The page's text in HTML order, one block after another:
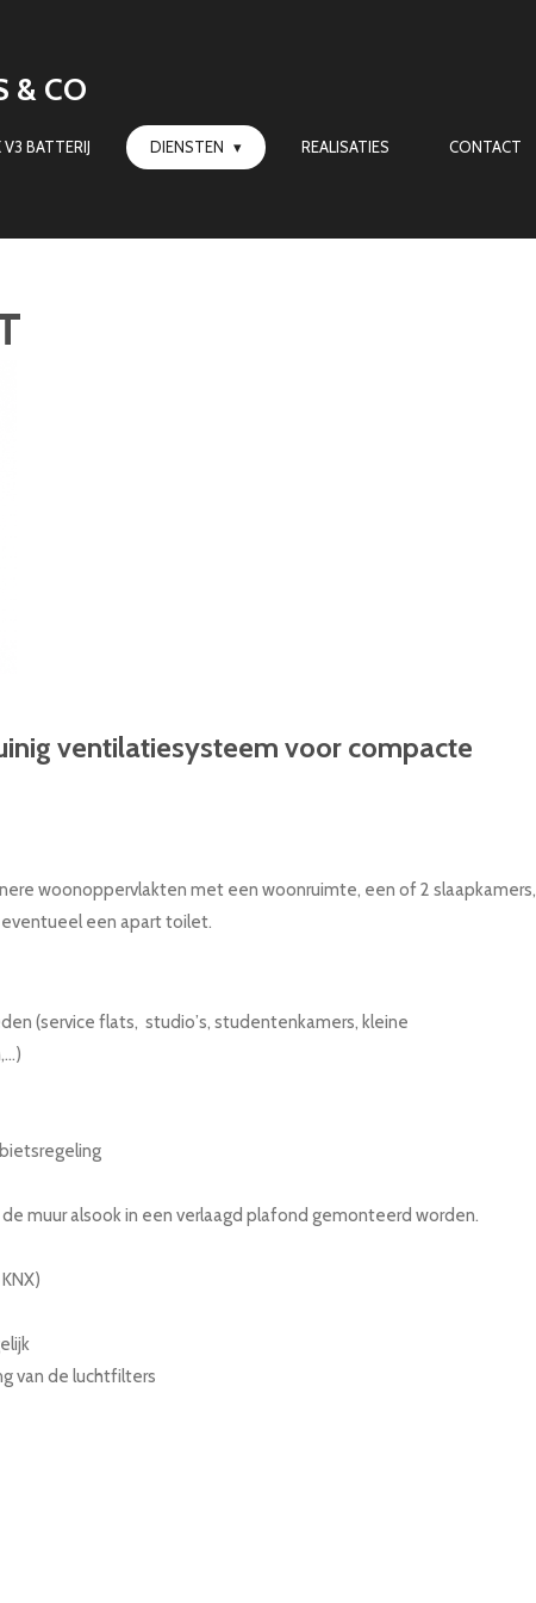
& CO
BATTERIJ DIENSTEN REALISATIES CONTACT
ventilatiesysteem voor compacte
woonoppervlakten met een woonruimte, een of 2 slaapkamers,
een apart toilet.
(service flats, studio’s, studentenkamers, kleine
…)
muur alsook in een verlaagd plafond gemonteerd worden.
van de luchtfilters